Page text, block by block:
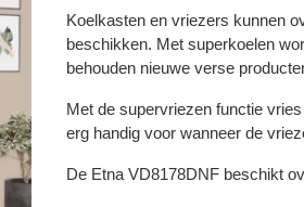
Koelkasten en vriezers kunnen
beschikken. Met superkoelen
behouden nieuwe verse
Met de supervriezen functie
erg handig voor wanneer de
De Etna VD8178DNF beschikt